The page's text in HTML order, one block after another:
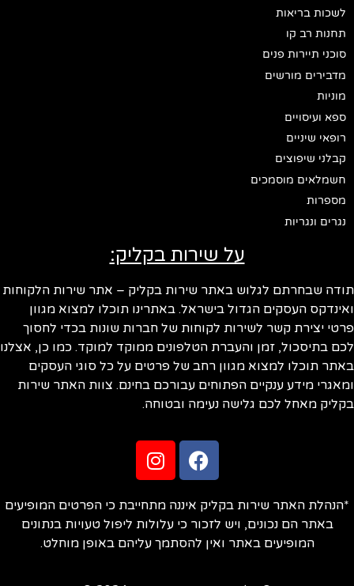
לשכות בריאות
תחנות רב קו
סוכני תיירות פנים
מדבירים מורשים
מוניות
ספא ועיסויים
רופאי שיניים
קבלני שיפוצים
חשמלאים מוסמכים
מספרות
נגרים ונגריות
על שירות בקליק:
תודה שבחרתם לגלוש באתר שירות בקליק – אתר שירות הלקוחות
ואינדקס העסקים הגדול בישראל. באתרינו תוכלו למצוא מגוון
פרטי יצירת קשר לשירות לקוחות של חברות שונות בכדי לחסוך
לכם בתיסכול, זמן והעברת הטלפונים ממוקד למוקד. כמו כן, אצלנו
באתר תוכלו למצוא מגוון רחב של פרטים על כל סוגי העסקים
ומאגרי מידע ענקיים הפתוחים עבורכם בחינם. צוות האתר שירות
בקליק מאחל לכם גלישה נעימה ובטוחה.
*הנהלת האתר שירות בקליק איננה מתחייבת כי הפרטים המופיעים
באתר הם נכונים, ויש לזכור כי עלולות ליפול טעויות בנתונים
המופיעים באתר ואין להסתמך עליהם באופן מוחלט.